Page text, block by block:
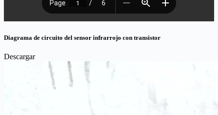
Diagrama de circuito del sensor infrarrojo con transistor
Descargar